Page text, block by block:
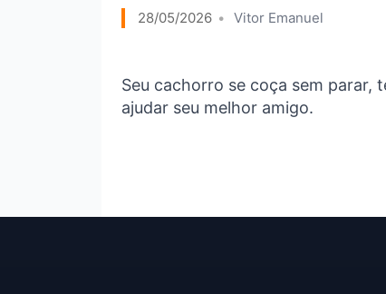
28/05/2026 Vitor Emanuel
Seu cachorro se coça sem parar,
ajudar seu melhor amigo.